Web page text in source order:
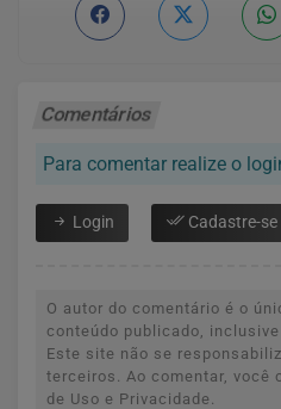
Comentários
Para comentar realize o
Login Cadastre-se
O autor do comentário é o
conteúdo publicado,
Este site não se
terceiros. Ao comentar, você
de Uso e Privacidade.